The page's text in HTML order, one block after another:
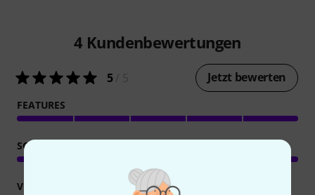
4 Kundenbewertungen
5/ 5 Jetzt bewerten
FEATURES
SOUND
VERARBEITUNG